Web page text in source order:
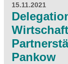
15.11.2021
Pankow